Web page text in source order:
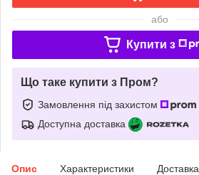
або
Купити з
Що таке купити з Пром?
Замовлення під захистом
Доступна доставка
Опис Характеристики Доставка